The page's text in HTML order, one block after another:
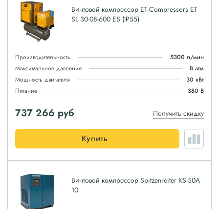
Винтовой компрессор ET-Compressors ET
SL 30-08-600 ES (IP55)
Производительность
5300 л/мин
Максимальное давление
8 атм
Мощность двигателя
30 кВт
Питание
380 В
737 266 руб Получить скидку
Купить
Винтовой компрессор Spitzenreiter KS-50A
10